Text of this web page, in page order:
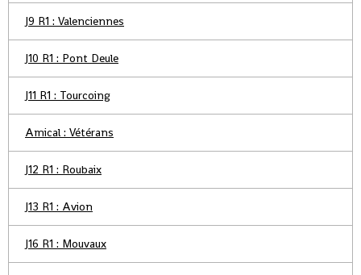
J9 R1 : Valenciennes
J10 R1 : Pont Deule
J11 R1 : Tourcoing
Amical : Vétérans
J12 R1 : Roubaix
J13 R1 : Avion
J16 R1 : Mouvaux